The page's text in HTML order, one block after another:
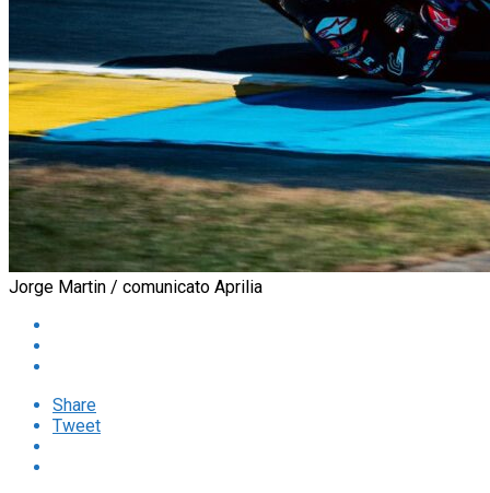
Jorge Martin / comunicato Aprilia
Share
Tweet